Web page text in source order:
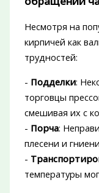
Несмотря на
кирпичей как
трудностей:
- Подделки:
торговцы
смешивая их с
- Порча:
плесени и
-
температуры